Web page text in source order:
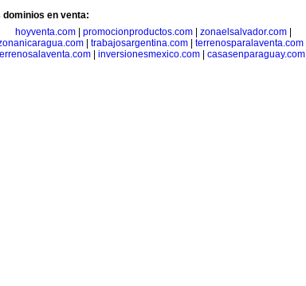
dominios en venta:
hoyventa.com| promocionproductos.com| zonaelsalvador.com|
trabajosargentina.com terrenosparalaventa.com
| inversionesmexico.com| casasenparaguay.com|